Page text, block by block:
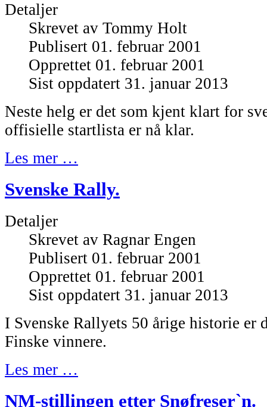
Detaljer
Skrevet av Tommy Holt
Publisert 01. februar 2001
Opprettet 01. februar 2001
Sist oppdatert 31. januar 2013
Neste helg er det som kjent klart for
offisielle startlista er nå klar.
Les mer …
Svenske Rally.
Detaljer
Skrevet av Ragnar Engen
Publisert 01. februar 2001
Opprettet 01. februar 2001
Sist oppdatert 31. januar 2013
I Svenske Rallyets 50 årige historie er
Finske vinnere.
Les mer …
NM-stillingen etter Snøfreser`n.